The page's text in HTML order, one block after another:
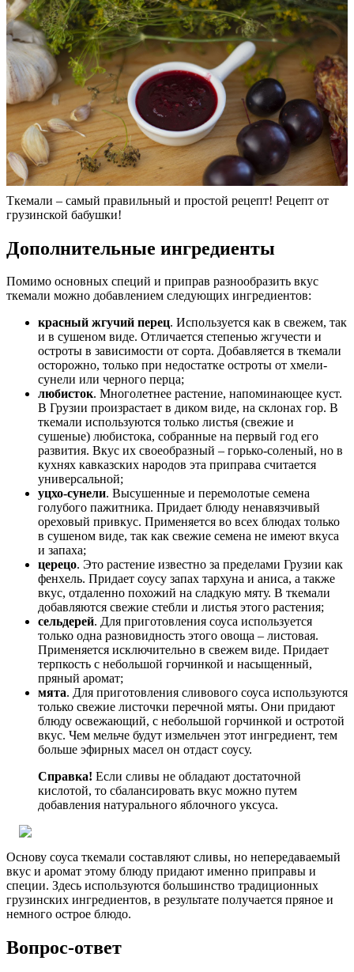
Ткемали – самый правильный и простой рецепт! Рецепт от
грузинской бабушки!
Дополнительные ингредиенты
Помимо основных специй и приправ разнообразить вкус
ткемали можно добавлением следующих ингредиентов:
красный жгучий перец. Используется как в свежем, так
и в сушеном виде. Отличается степенью жгучести и
остроты в зависимости от сорта. Добавляется в ткемали
осторожно, только при недостатке остроты от хмели-
сунели или черного перца;
любисток. Многолетнее растение, напоминающее куст.
В Грузии произрастает в диком виде, на склонах гор. В
ткемали используются только листья (свежие и
сушеные) любистока, собранные на первый год его
развития. Вкус их своеобразный – горько-соленый, но в
кухнях кавказских народов эта приправа считается
универсальной;
уцхо-сунели. Высушенные и перемолотые семена
голубого пажитника. Придает блюду ненавязчивый
ореховый привкус. Применяется во всех блюдах только
в сушеном виде, так как свежие семена не имеют вкуса
и запаха;
церецо. Это растение известно за пределами Грузии как
фенхель. Придает соусу запах тархуна и аниса, а также
вкус, отдаленно похожий на сладкую мяту. В ткемали
добавляются свежие стебли и листья этого растения;
сельдерей. Для приготовления соуса используется
только одна разновидность этого овоща – листовая.
Применяется исключительно в свежем виде. Придает
терпкость с небольшой горчинкой и насыщенный,
пряный аромат;
мята. Для приготовления сливового соуса используются
только свежие листочки перечной мяты. Они придают
блюду освежающий, с небольшой горчинкой и остротой
вкус. Чем мельче будут измельчен этот ингредиент, тем
больше эфирных масел он отдаст соусу.
Справка! Если сливы не обладают достаточной
кислотой, то сбалансировать вкус можно путем
добавления натурального яблочного уксуса.
Основу соуса ткемали составляют сливы, но непередаваемый
вкус и аромат этому блюду придают именно приправы и
специи. Здесь используются большинство традиционных
грузинских ингредиентов, в результате получается пряное и
немного острое блюдо.
Вопрос-ответ